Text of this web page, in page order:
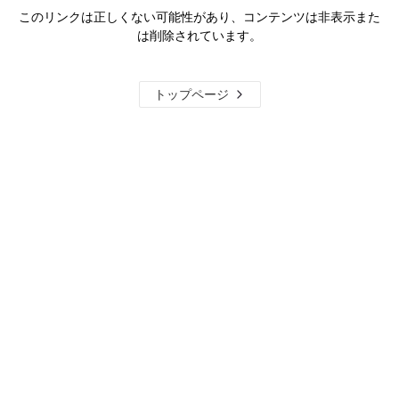
このリンクは正しくない可能性があり、コンテンツは非表示また
は削除されています。
トップページ